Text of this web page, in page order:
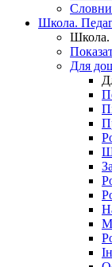
Школа.
Школа.
Для